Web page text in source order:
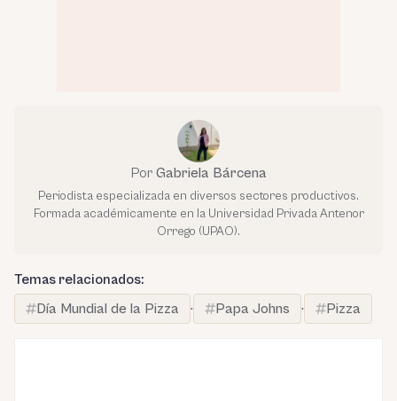
Por Gabriela Bárcena
Periodista especializada en diversos sectores productivos.
Formada académicamente en la Universidad Privada Antenor
Orrego (UPAO).
Temas relacionados:
Día Mundial de la Pizza
· Papa Johns · Pizza